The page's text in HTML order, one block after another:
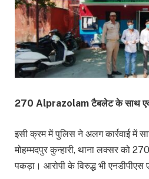
270 Alprazolam टैबलेट के साथ एक
इसी क्रम में पुलिस ने अलग कार्रवाई में
मोहम्मदपुर कुन्हारी, थाना लक्सर को
पकड़ा। आरोपी के विरुद्ध भी